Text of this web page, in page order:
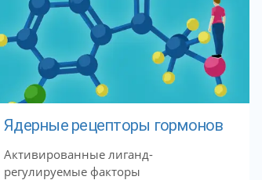
Ядерные рецепторы гормонов
Активированные лиганд-
регулируемые факторы